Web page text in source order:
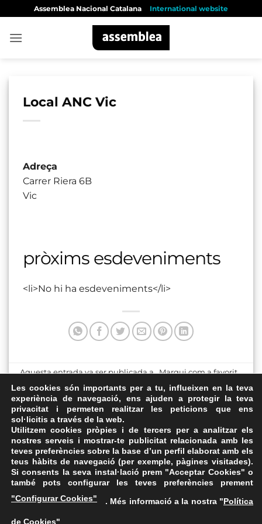
content
Assemblea Nacional Catalana International website
Local ANC Vic
Adreça
Carrer Riera 6B
Vic
pròxims esdeveniments
<li>No hi ha esdeveniments</li>
Aquesta entrada va ser publicada a . Marqui com a favorit
Enllaç permanent
Centre Cívic Matas i
Ramis
FAQs
Les cookies són importants per a tu, influeixen en la teva
experiència de navegació, ens ajuden a protegir la teva
privacitat i permeten realitzar les peticions que ens
sol·licitis a través de la web.
Utilitzem cookies pròpies i de tercers per a analitzar els
nostres serveis i mostrar-te publicitat relacionada amb les
teves preferències sobre la base d’un perfil elaborat amb els
teus hàbits de navegació (per exemple, pàgines visitades).
Si consents la seva instal·lació prem "Acceptar Cookies" o
també pots configurar les teves preferències prement
"Configurar Cookies"
. Més informació a la nostra "Política
de Cookies"